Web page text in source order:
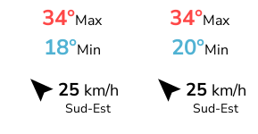
34°Max
18°Min
25km/h
Sud-Est
34°Max
20°Min
25km/h
Sud-Est